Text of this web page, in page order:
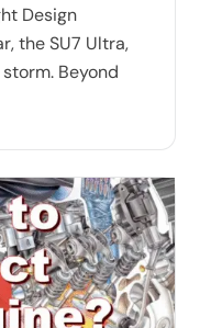
Design
the SU7 Ultra,
Beyond